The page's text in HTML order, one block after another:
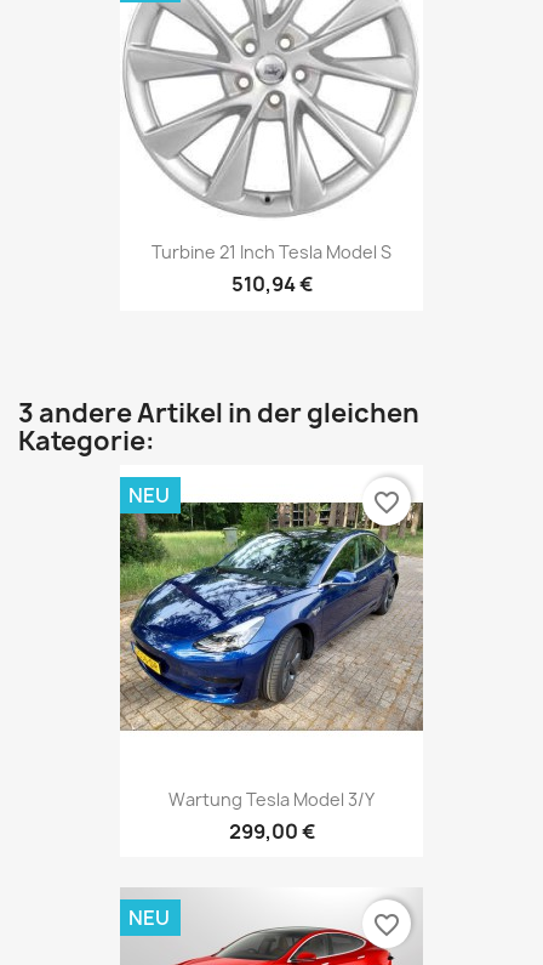
Turbine 21 Inch Tesla Model S
510,94 €
3 andere Artikel in der gleichen
Kategorie:
Wartung Tesla Model 3/Y
299,00 €
NEU favorite_border
NEU favorite_border